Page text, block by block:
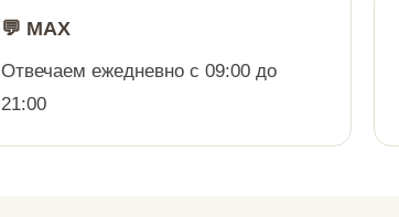
💬 MAX
Отвечаем ежедневно с 09:00 до
21:00